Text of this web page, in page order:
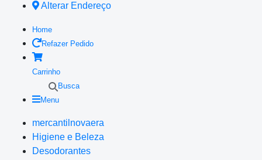
Alterar Endereço
Home
Refazer Pedido
Carrinho
Busca
Menu
mercantilnovaera
Higiene e Beleza
Desodorantes